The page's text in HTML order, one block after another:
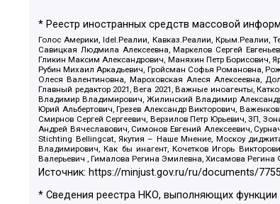
* Реестр иностранных средств массовой
Голос Америки, Idel.Реалии, Кавказ.Реалии, Крым.Реалии,
Савицкая Людмила Алексеевна, Маркелов Сергей
Гликин Максим Александрович, Маняхин Петр Борисович,
Рубин Михаил Аркадьевич, Гройсман Софья Романовна,
Олеся Валентиновна, Мароховская Алеся Алексеевна,
Главный редактор 2021, Вега 2021, Важные иноагенты,
Владимир Владимирович, Жилинский Владимир
Юрий Альбертович, Грезев Александр Викторович,
Смирнов Сергей Сергеевич, Верзилов Петр Юрьевич, ЗП,
Андрей Вячеславович, Симонов Евгений Алексеевич,
Stichting Bellingcat, Якутия – Наше Мнение, Москоу
Владимирович, Как бы инагент, Кочетков Игорь
Валерьевич , Гималова Регина Эмилевна, Хисамова Регина
Источник: https://minjust.gov.ru/ru/documents/
* Сведения реестра НКО, выполняющих функции